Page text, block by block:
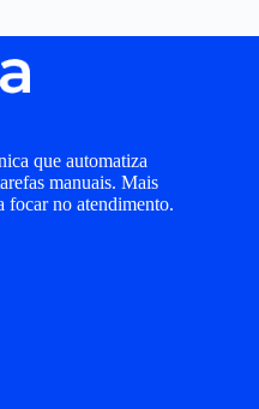
que automatiza
manuais. Mais
focar no atendimento.